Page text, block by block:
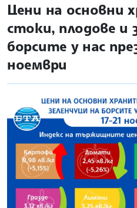
Цени на основни
стоки, плодове и
борсите у нас
ноември
gallery.prev